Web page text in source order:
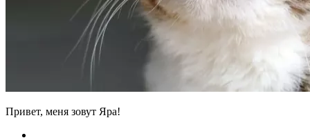
Привет, меня зовут Яра!